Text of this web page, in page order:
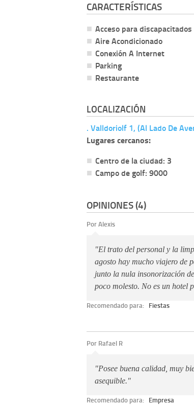
CARACTERÍSTICAS
Acceso para discapacitados
Aire Acondicionado
Conexión A Internet
Parking
Restaurante
LOCALIZACIÓN
. Valldoriolf 1, (Al Lado De
Lugares cercanos:
Centro de la ciudad: 3
Campo de golf: 9000
OPINIONES (4)
Por Alexis
"El trato del personal y la
agosto hay mucho viajero de
junto la nula insonorización
poco molesto. No es un
Recomendado para: Fiestas
Por Rafael R
"Posee buena calidad, muy
asequible."
Recomendado para: Empresa